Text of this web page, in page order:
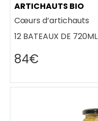
ARTICHAUTS BIO
Cœurs d’artichauts
12 BATEAUX DE 720ML
84€